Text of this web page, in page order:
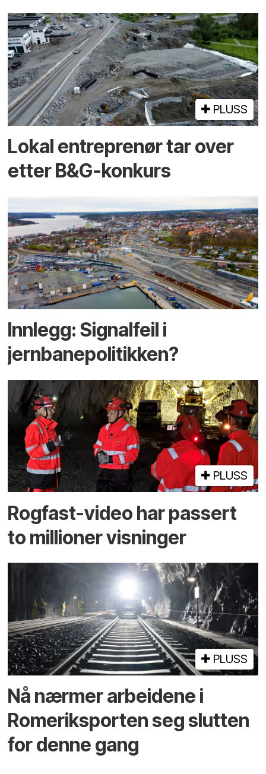
PLUSS
Lokal entreprenør tar over
etter B&G-konkurs
Innlegg: Signalfeil i
jernbanepolitikken?
PLUSS
Rogfast-video har passert
to millioner visninger
PLUSS
Nå nærmer arbeidene i
Romeriksporten seg slutten
for denne gang